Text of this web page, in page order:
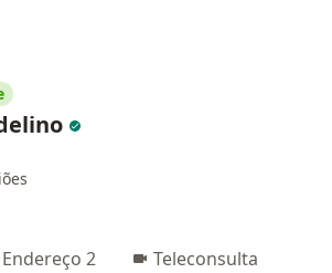
Endereço 2 Teleconsulta